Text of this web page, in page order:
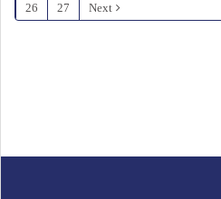
26
27 Next